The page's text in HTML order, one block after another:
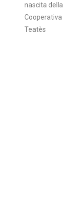
nascita della
Cooperativa
Teatès